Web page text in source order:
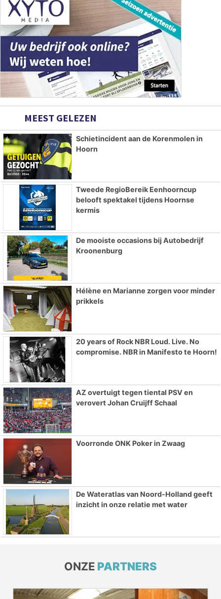
MEEST GELEZEN
Schietincident aan de Korenmolen in
Hoorn
Tweede RegioBereik Eenhoorncup
belooft spektakel tijdens Hoornse
kermis
De mooiste occasions bij Autobedrijf
Kroonenburg
Hélène en Marianne zorgen voor minder
prikkels
20 years of Rock NBR Loud. Live. No
compromise. NBR in Manifesto te Hoorn!
AZ overtuigt tegen tiental PSV en
verovert Johan Cruijff Schaal
Voorronde ONK Poker in Zwaag
De Wateratlas van Noord-Holland geeft
inzicht in onze relatie met water
ONZE PARTNERS